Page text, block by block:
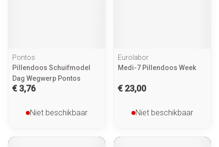
Pontos
Pillendoos Schuifmodel
Dag Wegwerp Pontos
€ 3,76
Niet beschikbaar
Eurolabor
Medi-7 Pillendoos Week
€ 23,00
Niet beschikbaar